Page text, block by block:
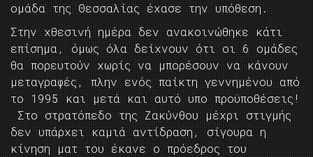
ομάδα της Θεσσαλίας έχασε την υπόθεση.
Στην χθεσινή ημέρα δεν ανακοινώθηκε κάτι
επίσημα, όμως όλα δείχνουν ότι οι 6 ομάδες
θα πορευτούν χωρίς να μπορέσουν να κάνουν
μεταγραφές, πλην ενός παίκτη γεννημένου από
το 1995 και μετά και αυτό υπο προϋποθέσεις!
Στο στρατόπεδο της Ζακύνθου μέχρι στιγμής
δεν υπάρχει καμιά αντίδραση, σίγουρα η
κίνηση ματ του έκανε ο πρόεδρος του